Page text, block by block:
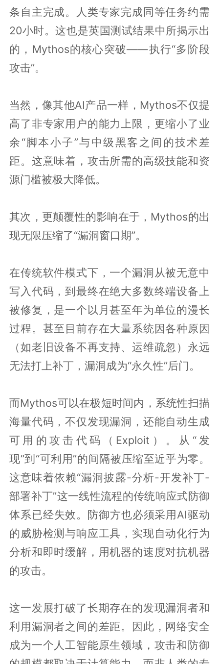
条自主完成。人类专家完成同等任务约需
20小时。这也是英国测试结果中所揭示出
的，Mythos的核心突破——执行“多阶段
攻击”。
当然，像其他AI产品一样，Mythos不仅提
高了非专家用户的能力上限，更缩小了业
余“脚本小子”与中级黑客之间的技术差
距。这意味着，攻击所需的高级技能和资
源门槛被极大降低。
其次，更颠覆性的影响在于，Mythos的出
现无限压缩了“漏洞窗口期”。
在传统软件模式下，一个漏洞从被无意中
写入代码，到最终在绝大多数终端设备上
被修复，是一个以月甚至年为单位的漫长
过程。甚至目前存在大量系统因各种原因
（如老旧设备不再支持、运维疏忽）永远
无法打上补丁，漏洞成为“永久性”后门。
而Mythos可以在极短时间内，系统性扫描
海量代码，不仅发现漏洞，还能自动生成
可用的攻击代码（Exploit）。从“发
现”到“可利用”的间隔被压缩至近乎为零。
这意味着依赖“漏洞披露-分析-开发补丁-
部署补丁”这一线性流程的传统响应式防御
体系已经失效。防御方也必须采用AI驱动
的威胁检测与响应工具，实现自动化行为
分析和即时缓解，用机器的速度对抗机器
的攻击。
这一发展打破了长期存在的发现漏洞者和
利用漏洞者之间的差距。因此，网络安全
成为一个人工智能原生领域，攻击和防御